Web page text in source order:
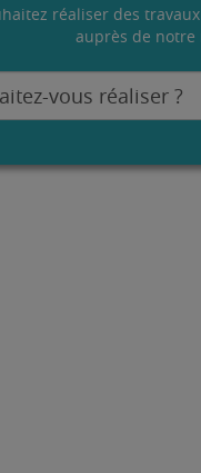
réaliser des
auprès de notre